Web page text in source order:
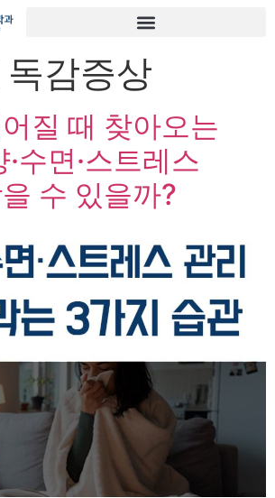
독감증상
질 때 찾아오는
수면·스트레스
수 있을까?